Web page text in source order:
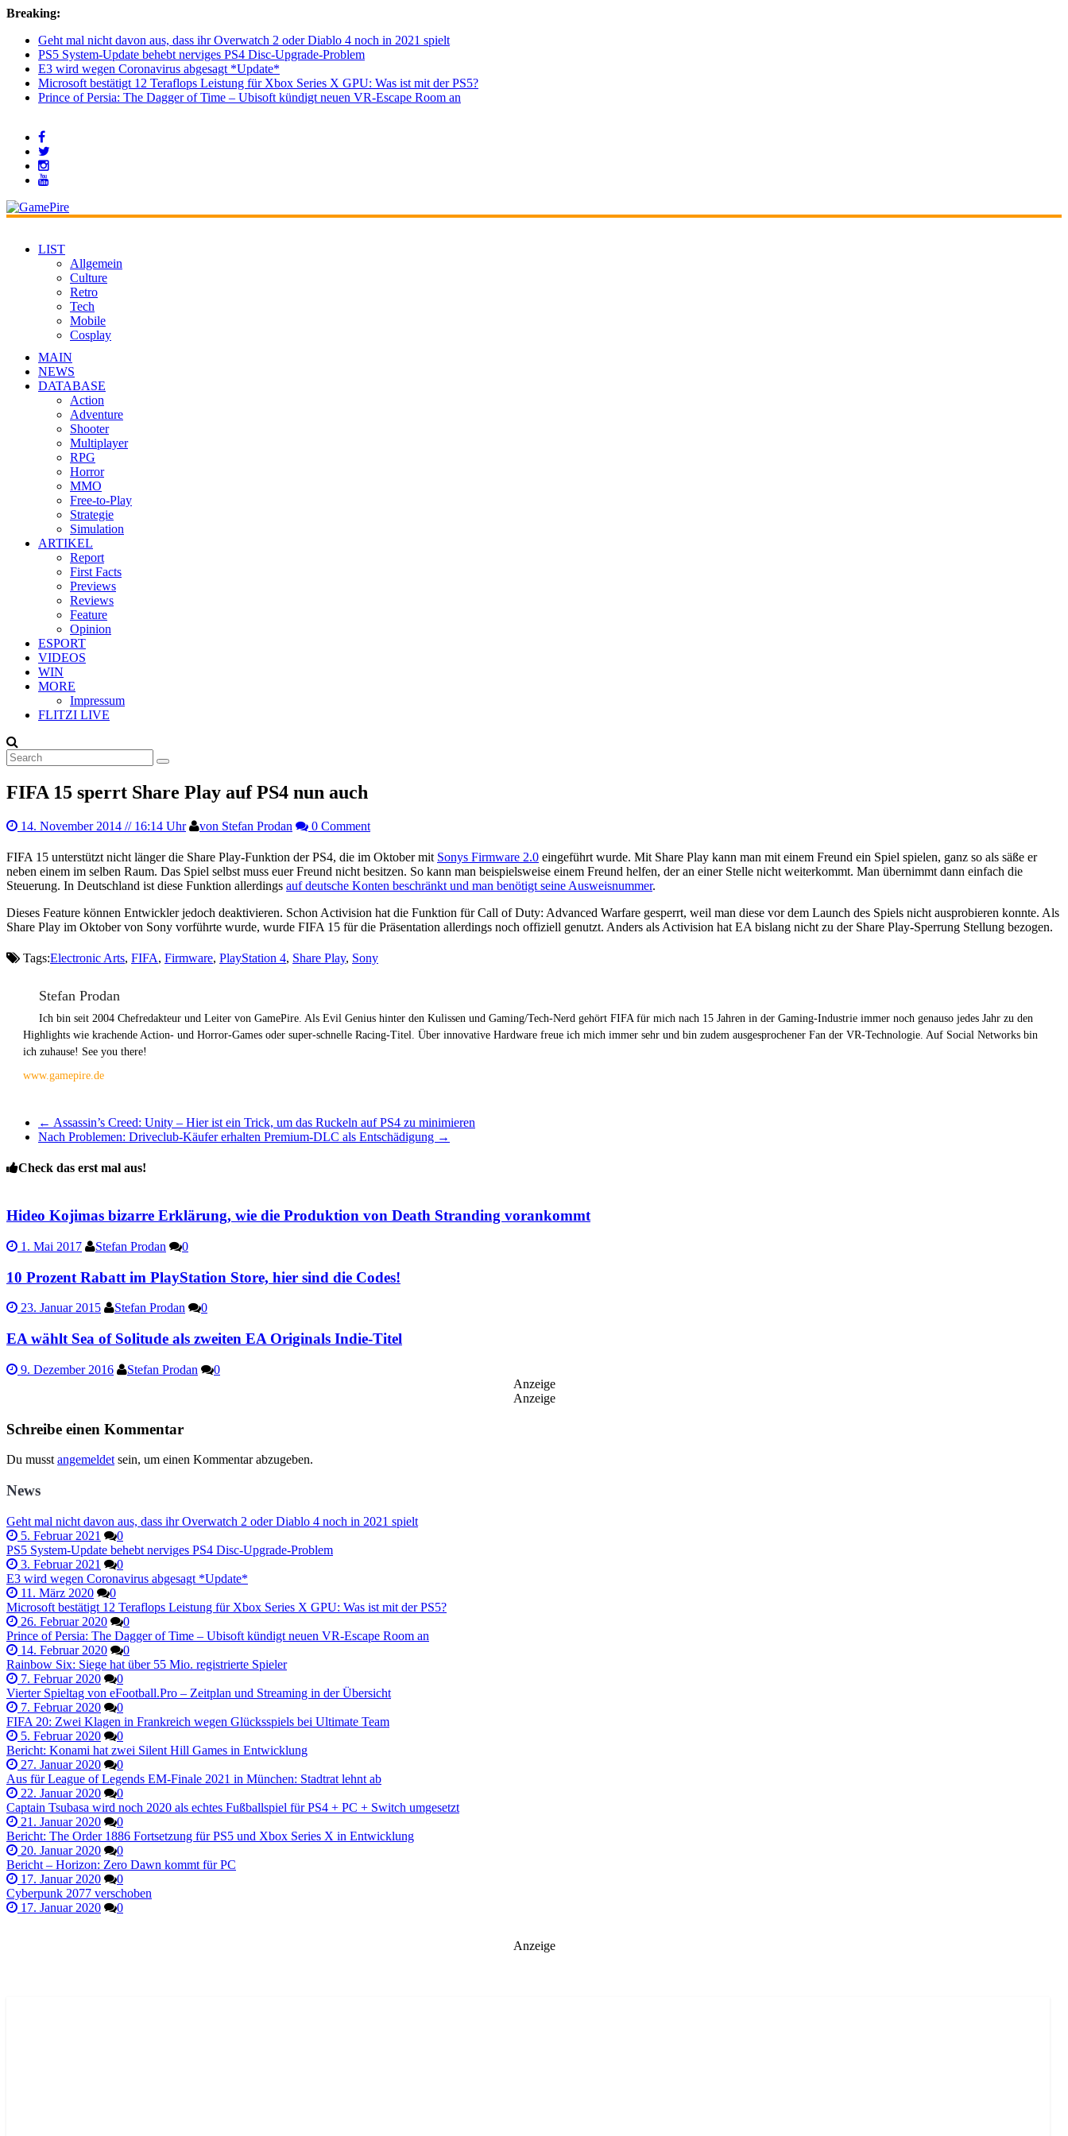
Breaking:
Geht mal nicht davon aus, dass ihr Overwatch 2 oder Diablo 4 noch in 2021 spielt
PS5 System-Update behebt nerviges PS4 Disc-Upgrade-Problem
E3 wird wegen Coronavirus abgesagt *Update*
Microsoft bestätigt 12 Teraflops Leistung für Xbox Series X GPU: Was ist mit der PS5?
Prince of Persia: The Dagger of Time – Ubisoft kündigt neuen VR-Escape Room an
LIST
Allgemein
Culture
Retro
Tech
Mobile
Cosplay
MAIN
NEWS
DATABASE
Action
Adventure
Shooter
Multiplayer
RPG
Horror
MMO
Free-to-Play
Strategie
Simulation
ARTIKEL
Report
First Facts
Previews
Reviews
Feature
Opinion
ESPORT
VIDEOS
WIN
MORE
Impressum
FLITZI LIVE
FIFA 15 sperrt Share Play auf PS4 nun auch
14. November 2014 // 16:14 Uhr von Stefan Prodan 0 Comment
FIFA 15 unterstützt nicht länger die Share Play-Funktion der PS4, die im Oktober mit Sonys Firmware 2.0 eingeführt wurde. Mit Share Play kann man mit einem Freund ein Spiel spielen, ganz so als säße er
neben einem im selben Raum. Das Spiel selbst muss euer Freund nicht besitzen. So kann man beispielsweise einem Freund helfen, der an einer Stelle nicht weiterkommt. Man übernimmt dann einfach die
Steuerung. In Deutschland ist diese Funktion allerdings auf deutsche Konten beschränkt und man benötigt seine Ausweisnummer.
Dieses Feature können Entwickler jedoch deaktivieren. Schon Activision hat die Funktion für Call of Duty: Advanced Warfare gesperrt, weil man diese vor dem Launch des Spiels nicht ausprobieren konnte. Als
Share Play im Oktober von Sony vorführte wurde, wurde FIFA 15 für die Präsentation allerdings noch offiziell genutzt. Anders als Activision hat EA bislang nicht zu der Share Play-Sperrung Stellung bezogen.
Tags:Electronic Arts, FIFA, Firmware, PlayStation 4, Share Play, Sony
Stefan Prodan
Ich bin seit 2004 Chefredakteur und Leiter von GamePire. Als Evil Genius hinter den Kulissen und Gaming/Tech-Nerd gehört FIFA für mich nach 15 Jahren in der Gaming-Industrie immer noch genauso jedes Jahr zu den
Highlights wie krachende Action- und Horror-Games oder super-schnelle Racing-Titel. Über innovative Hardware freue ich mich immer sehr und bin zudem ausgesprochener Fan der VR-Technologie. Auf Social Networks bin
ich zuhause! See you there!
www.gamepire.de
← Assassin’s Creed: Unity – Hier ist ein Trick, um das Ruckeln auf PS4 zu minimieren
Nach Problemen: Driveclub-Käufer erhalten Premium-DLC als Entschädigung →
Check das erst mal aus!
Hideo Kojimas bizarre Erklärung, wie die Produktion von Death Stranding vorankommt
1. Mai 2017 Stefan Prodan 0
10 Prozent Rabatt im PlayStation Store, hier sind die Codes!
23. Januar 2015 Stefan Prodan 0
EA wählt Sea of Solitude als zweiten EA Originals Indie-Titel
9. Dezember 2016 Stefan Prodan
0
Anzeige
Anzeige
Schreibe einen Kommentar
Du musst angemeldet sein, um einen Kommentar abzugeben.
News
Geht mal nicht davon aus, dass ihr Overwatch 2 oder Diablo 4 noch in 2021 spielt
5. Februar 2021
0
PS5 System-Update behebt nerviges PS4 Disc-Upgrade-Problem
3. Februar 2021
0
E3 wird wegen Coronavirus abgesagt *Update*
11. März 2020
0
Microsoft bestätigt 12 Teraflops Leistung für Xbox Series X GPU: Was ist mit der PS5?
26. Februar 2020
0
Prince of Persia: The Dagger of Time – Ubisoft kündigt neuen VR-Escape Room an
14. Februar 2020
0
Rainbow Six: Siege hat über 55 Mio. registrierte Spieler
7. Februar 2020
0
Vierter Spieltag von eFootball.Pro – Zeitplan und Streaming in der Übersicht
7. Februar 2020
0
FIFA 20: Zwei Klagen in Frankreich wegen Glücksspiels bei Ultimate Team
5. Februar 2020
0
Bericht: Konami hat zwei Silent Hill Games in Entwicklung
27. Januar 2020
0
Aus für League of Legends EM-Finale 2021 in München: Stadtrat lehnt ab
22. Januar 2020
0
Captain Tsubasa wird noch 2020 als echtes Fußballspiel für PS4 + PC + Switch umgesetzt
21. Januar 2020
0
Bericht: The Order 1886 Fortsetzung für PS5 und Xbox Series X in Entwicklung
20. Januar 2020
0
Bericht – Horizon: Zero Dawn kommt für PC
17. Januar 2020
0
Cyberpunk 2077 verschoben
17. Januar 2020
0
Anzeige